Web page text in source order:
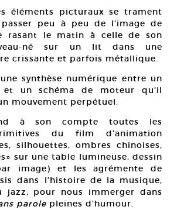
éléments picturaux se trament
peu à peu de l’image de
rasant le matin à celle de son
né sur un lit dans une
crissante et parfois métallique.
synthèse numérique entre un
un schéma de moteur qu’il
mouvement perpétuel.
à son compte toutes les
du film d’animation
silhouettes, ombres chinoises,
sur une table lumineuse, dessin
image) et les agrémente de
dans l’histoire de la musique,
jazz, pour nous immerger dans
parole pleines d’humour.